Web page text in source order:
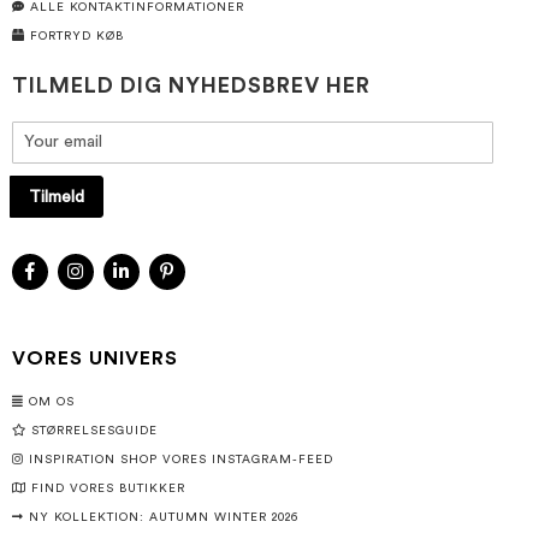
ALLE KONTAKTINFORMATIONER
FORTRYD KØB
TILMELD DIG NYHEDSBREV HER
Tilmeld
VORES UNIVERS
OM OS
STØRRELSESGUIDE
INSPIRATION SHOP VORES INSTAGRAM-FEED
FIND VORES BUTIKKER
NY KOLLEKTION: AUTUMN WINTER 2026